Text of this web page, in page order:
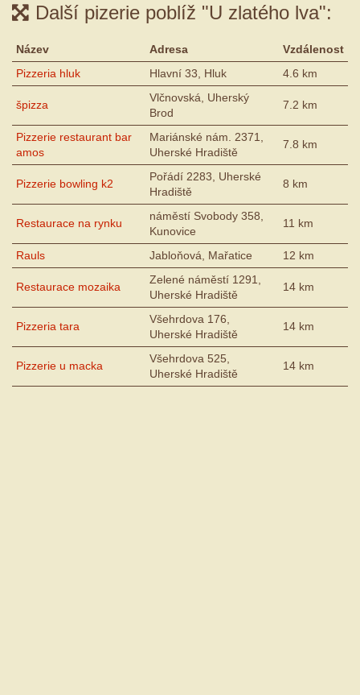
Další pizerie poblíž "U zlatého lva":
Název Adresa
Vzdálenost
Pizzeria hluk
Hlavní 33, Hluk 4.6 km
špizza
Vlčnovská, Uherský
Brod
7.2 km
Pizzerie restaurant bar
amos
Mariánské nám. 2371,
Uherské Hradiště
7.8 km
Pizzerie bowling k2
Pořádí 2283, Uherské
Hradiště
8 km
Restaurace na rynku
náměstí Svobody 358,
Kunovice
11 km
Rauls Jabloňová, Mařatice 12 km
Restaurace mozaika
Zelené náměstí 1291,
Uherské Hradiště
14 km
Pizzeria tara
Všehrdova 176,
Uherské Hradiště
14 km
Pizzerie u macka
Všehrdova 525,
Uherské Hradiště
14 km